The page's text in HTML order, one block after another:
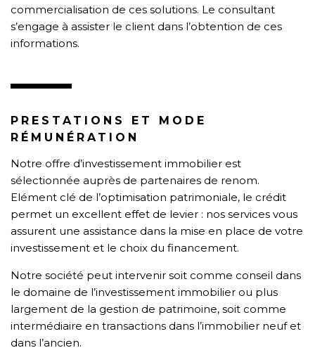
commercialisation de ces solutions. Le consultant
s’engage à assister le client dans l’obtention de ces
informations.
PRESTATIONS ET MODE
RÉMUNÉRATION
Notre offre d’investissement immobilier est
sélectionnée auprès de partenaires de renom.
Elément clé de l’optimisation patrimoniale, le crédit
permet un excellent effet de levier : nos services vous
assurent une assistance dans la mise en place de votre
investissement et le choix du financement.
Notre société peut intervenir soit comme conseil dans
le domaine de l’investissement immobilier ou plus
largement de la gestion de patrimoine, soit comme
intermédiaire en transactions dans l’immobilier neuf et
dans l’ancien.